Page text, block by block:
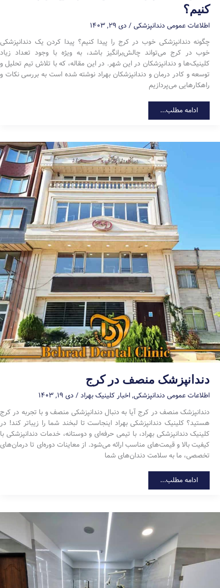
کنیم؟
اطلاعات عمومی دندانپزشکی/ دی ۲۹, ۱۴۰۳
چگونه دندانپزشکی خوب در کرج را پیدا کنیم؟ پیدا کردن یک دندانپزشکی
خوب در کرج می‌تواند چالش‌برانگیز باشد، به ویژه با وجود تعداد زیاد
کلینیک‌ها و دندانپزشکان در این شهر. در این مقاله، که با تلاش تیم تحلیل و
توسعه و کادر درمان و دندانپزشکان بهراد نوشته شده است به بررسی نکات و
راهکارهایی می‌پردازیم
چگونه
دندانپزشکی
خوب
را
ادامه مطلب...
دندانپزشک منصف در کرج
اطلاعات عمومی دندانپزشکی,اخبار کلینیک بهراد/ دی ۱۹, ۱۴۰۳
دندانپزشک منصف در کرج آیا به دنبال دندانپزشکی منصف و با تجربه در کرج
هستید؟ کلینیک دندانپزشکی بهراد اینجاست تا لبخند شما را زیباتر کند! در
کلینیک دندانپزشکی بهراد، با تیمی حرفه‌ای و دوستانه، خدمات دندانپزشکی با
کیفیت بالا و قیمت‌های مناسب ارائه می‌شود. از معاینات دوره‌ای تا درمان‌های
تخصصی، ما به سلامت دندان‌های شما
دندانپزشک
در
ادامه مطلب...